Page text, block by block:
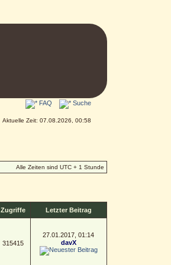
FAQ Suche
Aktuelle Zeit: 07.08.2026, 00:58
Alle Zeiten sind UTC + 1 Stunde
Zugriffe Letzter Beitrag
315415
27.01.2017, 01:14
davX